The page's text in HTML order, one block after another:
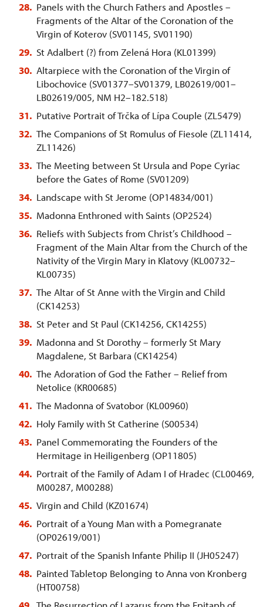
Panels with the Church Fathers and Apostles –
Fragments of the Altar of the Coronation of the
Virgin of Koterov (SV01145, SV01190)
St Adalbert (?) from Zelená Hora (KL01399)
Altarpiece with the Coronation of the Virgin of
Libochovice (SV01377–SV01379, LB02619/001–
LB02619/005, NM H2–182.518)
Putative Portrait of Trčka of Lípa Couple (ZL5479)
The Companions of St Romulus of Fiesole (ZL11414,
ZL11426)
The Meeting between St Ursula and Pope Cyriac
before the Gates of Rome (SV01209)
Landscape with St Jerome (OP14834/001)
Madonna Enthroned with Saints (OP2524)
Reliefs with Subjects from Christ’s Childhood –
Fragment of the Main Altar from the Church of the
Nativity of the Virgin Mary in Klatovy (KL00732–
KL00735)
The Altar of St Anne with the Virgin and Child
(CK14253)
St Peter and St Paul (CK14256, CK14255)
Madonna and St Dorothy – formerly St Mary
Magdalene, St Barbara (CK14254)
The Adoration of God the Father – Relief from
Netolice (KR00685)
The Madonna of Svatobor (KL00960)
Holy Family with St Catherine (S00534)
Panel Commemorating the Founders of the
Hermitage in Heiligenberg (OP11805)
Portrait of the Family of Adam I of Hradec (CL00469,
M00287, M00288)
Virgin and Child (KZ01674)
Portrait of a Young Man with a Pomegranate
(OP02619/001)
Portrait of the Spanish Infante Philip II (JH05247)
Painted Tabletop Belonging to Anna von Kronberg
(HT00758)